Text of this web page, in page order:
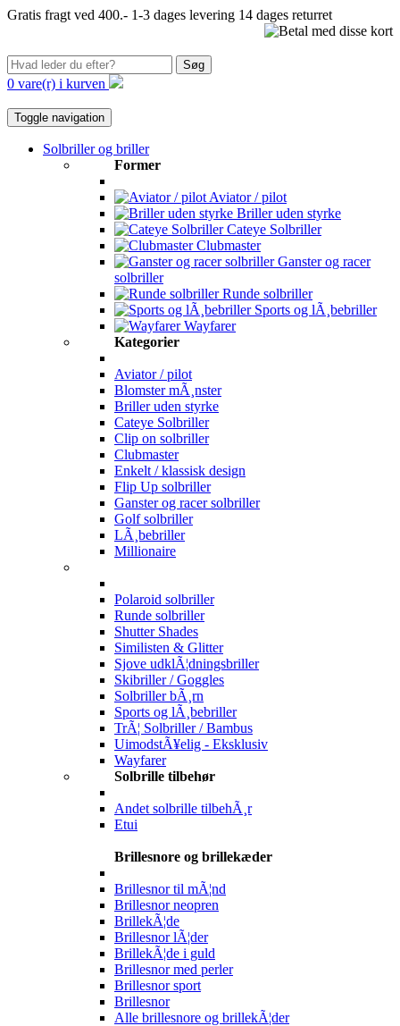
Gratis fragt ved 400.- 1-3 dages levering 14 dages returret
Søg
0 vare(r) i kurven
Toggle navigation
Solbriller og briller
Former
Aviator / pilot
Briller uden styrke
Cateye Solbriller
Clubmaster
Ganster og racer
solbriller
Runde solbriller
Sports og lÃ¸bebriller
Wayfarer
Kategorier
Aviator / pilot
Blomster mÃ¸nster
Briller uden styrke
Cateye Solbriller
Clip on solbriller
Clubmaster
Enkelt / klassisk design
Flip Up solbriller
Ganster og racer solbriller
Golf solbriller
LÃ¸bebriller
Millionaire
Polaroid solbriller
Runde solbriller
Shutter Shades
Similisten & Glitter
Sjove udklÃ¦dningsbriller
Skibriller / Goggles
Solbriller bÃ¸rn
Sports og lÃ¸bebriller
TrÃ¦ Solbriller / Bambus
UimodstÃ¥elig - Eksklusiv
Wayfarer
Solbrille tilbehør
Andet solbrille tilbehÃ¸r
Etui
Brillesnore og brillekæder
Brillesnor til mÃ¦nd
Brillesnor neopren
BrillekÃ¦de
Brillesnor lÃ¦der
BrillekÃ¦de i guld
Brillesnor med perler
Brillesnor sport
Brillesnor
Alle brillesnore og brillekÃ¦der